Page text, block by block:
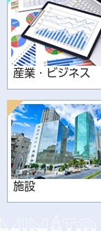
産業・ビジネス
施設